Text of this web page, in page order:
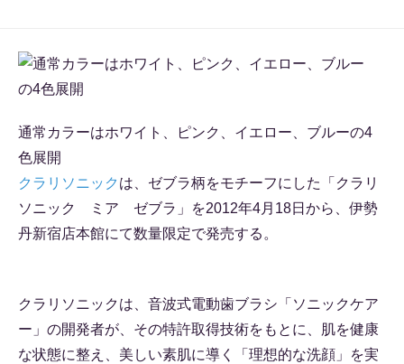
通常カラーはホワイト、ピンク、イエロー、ブルーの4
色展開
クラリソニック は、ゼブラ柄をモチーフにした「クラリ
ソニック ミア ゼブラ」を2012年4月18日から、伊勢
丹新宿店本館にて数量限定で発売する。
クラリソニックは、音波式電動歯ブラシ「ソニックケア
ー」の開発者が、その特許取得技術をもとに、肌を健康
な状態に整え、美しい素肌に導く「理想的な洗顔」を実